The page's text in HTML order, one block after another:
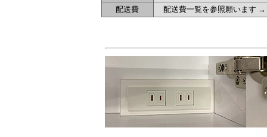
配送費
配送費一覧を参照願います →